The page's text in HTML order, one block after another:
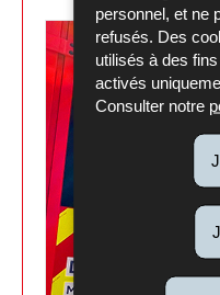
personnel, et ne
refusés. Des
utilisés à des
activés
Consulter notre